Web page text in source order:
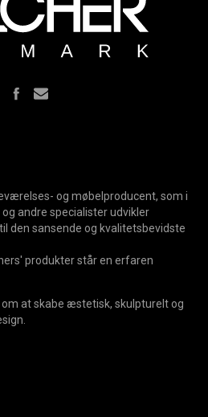
og møbelproducent, som i
andre specialister udvikler
den sansende og kvalitetsbevidste
produkter står en erfaren
at skabe æstetisk, skulpturelt og